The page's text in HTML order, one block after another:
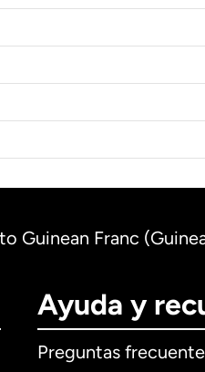
Guinean Franc
Ayuda y
Preguntas